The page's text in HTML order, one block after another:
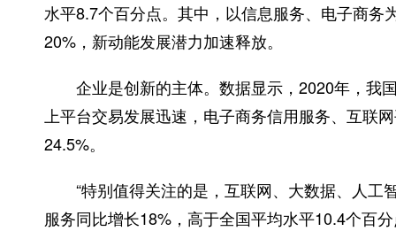
水平8.7个百分点。其中，以信息服务、电子商
20%，新动能发展潜力加速释放。
企业是创新的主体。数据显示，2020年，我
上平台交易发展迅速，电子商务信用服务、互联
24.5%。
“特别值得关注的是，互联网、大数据、人工
服务同比增长18%，高于全国平均水平10.4个百